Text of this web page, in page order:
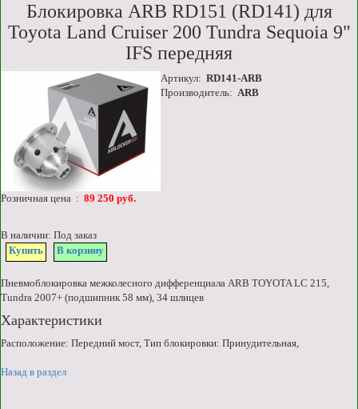
Блокировка ARB RD151 (RD141) для
Toyota Land Cruiser 200 Tundra Sequoia 9"
IFS передняя
Артикул: RD141-ARB
Производитель: ARB
Розничная цена : 89 250 руб.
В наличии: Под заказ
Купить
В корзину
Пневмоблокировка межколесного дифференциала ARB TOYOTA LC 215,
Tundra 2007+ (подшипник 58 мм), 34 шлицев
Характеристики
Расположение: Передний мост, Тип блокировки: Принудительная,
Назад в раздел